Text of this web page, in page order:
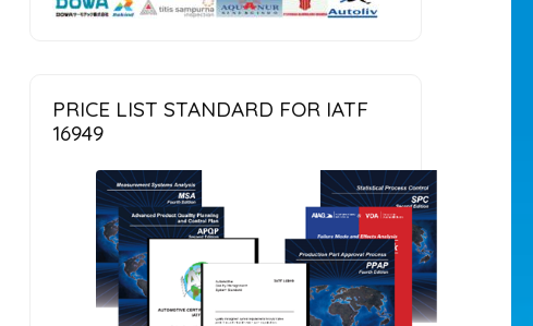
PRICE LIST STANDARD FOR IATF
16949